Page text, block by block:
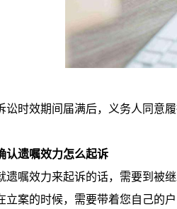
效期间届满后，义务人同意履
遗嘱效力怎么起诉
效力来起诉的话，需要到被继
的时候，需要带着您自己的户